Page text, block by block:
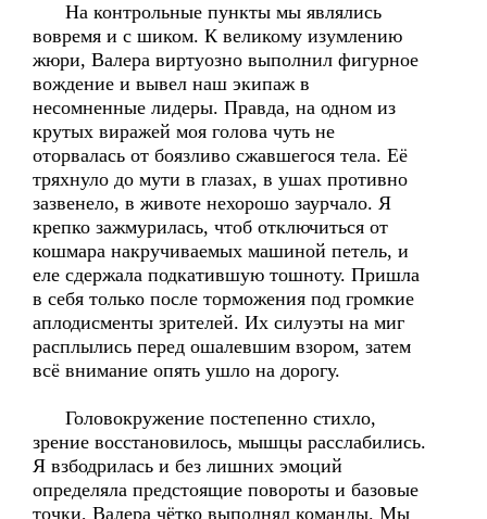
На контрольные пункты мы являлись
вовремя и с шиком. К великому изумлению
жюри, Валера виртуозно выполнил фигурное
вождение и вывел наш экипаж в
несомненные лидеры. Правда, на одном из
крутых виражей моя голова чуть не
оторвалась от боязливо сжавшегося тела. Её
тряхнуло до мути в глазах, в ушах противно
зазвенело, в животе нехорошо заурчало. Я
крепко зажмурилась, чтоб отключиться от
кошмара накручиваемых машиной петель, и
еле сдержала подкатившую тошноту. Пришла
в себя только после торможения под громкие
аплодисменты зрителей. Их силуэты на миг
расплылись перед ошалевшим взором, затем
всё внимание опять ушло на дорогу.
Головокружение постепенно стихло,
зрение восстановилось, мышцы расслабились.
Я взбодрилась и без лишних эмоций
определяла предстоящие повороты и базовые
точки, Валера чётко выполнял команды. Мы